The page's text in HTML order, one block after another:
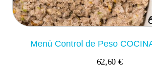
Menú Control de Peso
62,60 €